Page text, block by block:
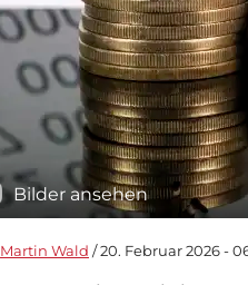
Bilder ansehen
Martin Wald / 20. Februar 2026 -